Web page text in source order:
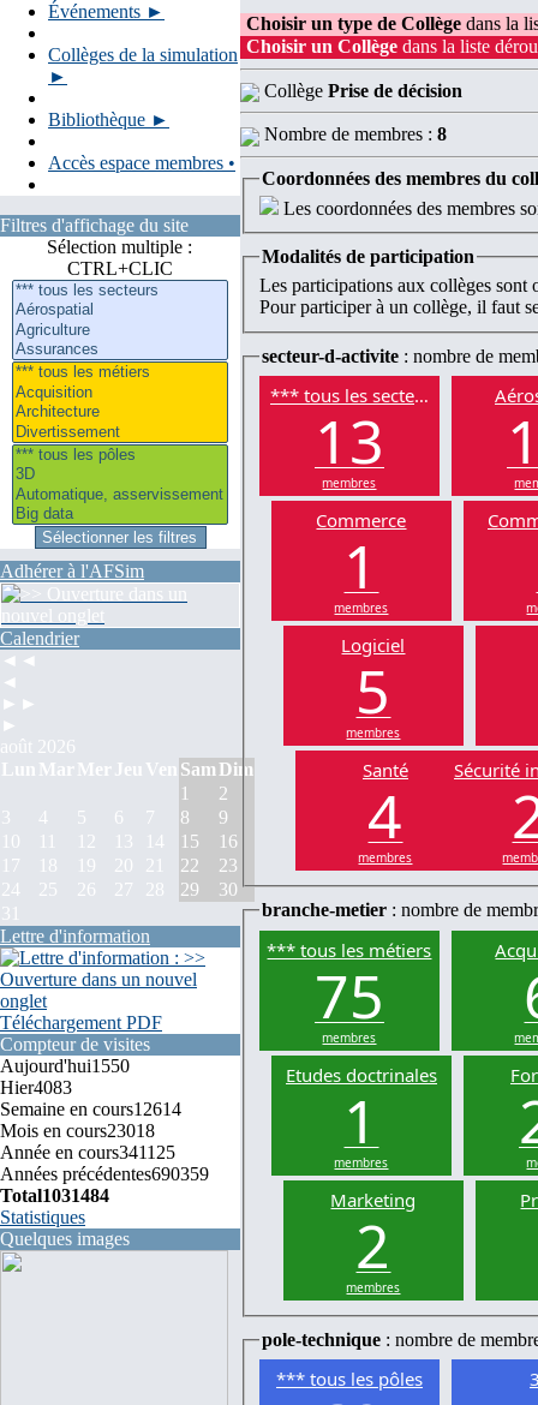
Événements ►
Collèges de la simulation
►
Bibliothèque ►
Accès espace membres •
Filtres d'affichage du site
Sélection multiple :
CTRL+CLIC
Adhérer à l'AFSim
Calendrier
◄◄
◄
►►
►
août 2026
Lun Mar Mer Jeu Ven Sam Dim
1
2
3
4 5 6 7 8
9
10
11 12 13 14 15
16
17
18 19 20 21 22
23
24
25 26 27 28 29
30
31
Lettre d'information
Téléchargement PDF
Compteur de visites
Aujourd'hui1550
Hier4083
Semaine en cours12614
Mois en cours23018
Année en cours341125
Années précédentes690359
Total1031484
Statistiques
Quelques images
Choisir un type de Collège dans la
Choisir un Collège dans la liste
Collège Prise de décision
Nombre de membres : 8
Coordonnées des membres du
Les coordonnées des membres
Modalités de participation
Les participations aux collèges sont
Pour participer à un collège, il faut
secteur-d-activite : nombre de
*** tous les secteurs
13
membres
Commerce
1
membres
Logiciel
5
membres
Santé
4
membres
Sécurité
branche-metier : nombre de
*** tous les métiers
75
membres
Etudes doctrinales
1
membres
Marketing
2
membres
pole-technique : nombre de
*** tous les pôles